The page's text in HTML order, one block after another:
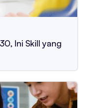
Ini Skill yang